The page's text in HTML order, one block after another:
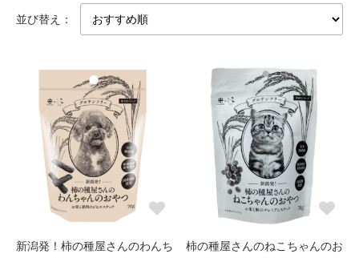
並び替え：
新潟発！柿の種屋さんのわんち
柿の種屋さんのねこちゃんのお